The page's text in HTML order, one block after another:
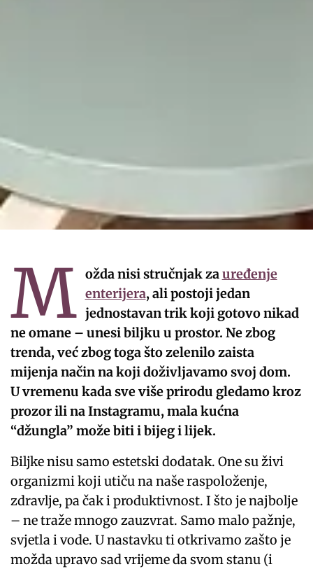
M ožda nisi stručnjak zauređenje
enterijera, ali postoji jedan
jednostavan trik koji gotovo nikad
ne omane – unesi biljku u prostor. Ne zbog
trenda, već zbog toga što zelenilo zaista
mijenja način na koji doživljavamo svoj dom.
U vremenu kada sve više prirodu gledamo kroz
prozor ili na Instagramu, mala kućna
“džungla” može biti i bijeg i lijek.
Biljke nisu samo estetski dodatak. One su živi
organizmi koji utiču na naše raspoloženje,
zdravlje, pa čak i produktivnost. I što je najbolje
– ne traže mnogo zauzvrat. Samo malo pažnje,
svjetla i vode. U nastavku ti otkrivamo zašto je
možda upravo sad vrijeme da svom stanu (i